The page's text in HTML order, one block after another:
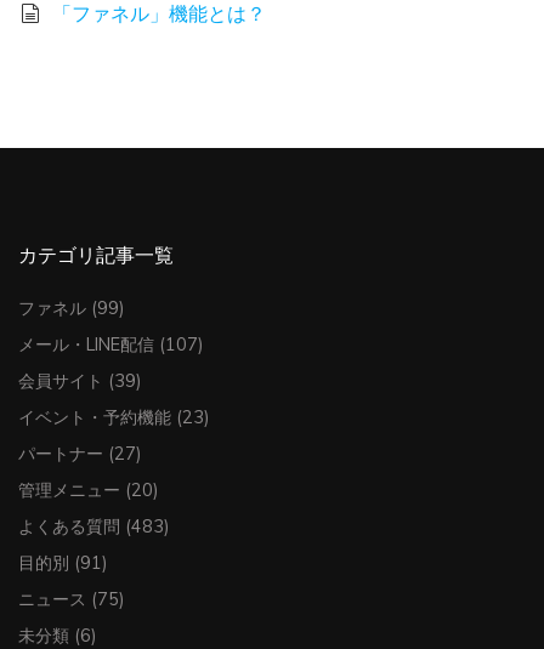
「ファネル」機能とは？
カテゴリ記事一覧
ファネル (99)
メール・LINE配信 (107)
会員サイト (39)
イベント・予約機能 (23)
パートナー (27)
管理メニュー (20)
よくある質問 (483)
目的別 (91)
ニュース (75)
未分類 (6)